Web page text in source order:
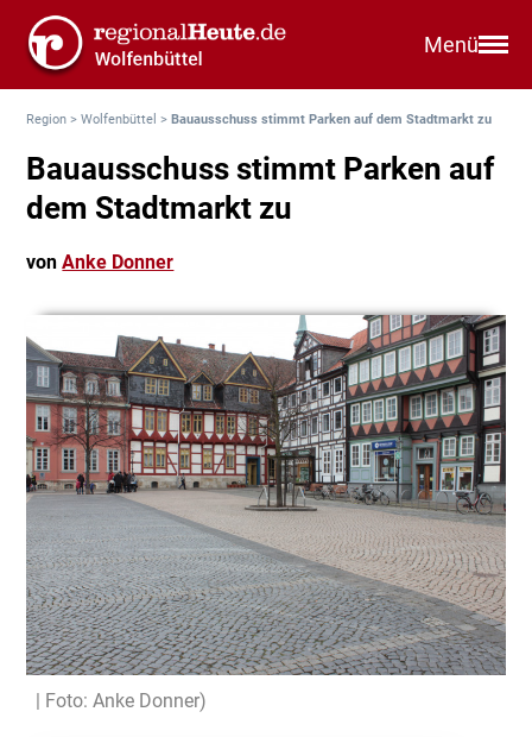
Menü
Region >Wolfenbüttel >Bauausschuss stimmt Parken auf dem Stadtmarkt zu
Bauausschuss stimmt Parken auf
dem Stadtmarkt zu
vonAnke Donner
| Foto: Anke Donner)